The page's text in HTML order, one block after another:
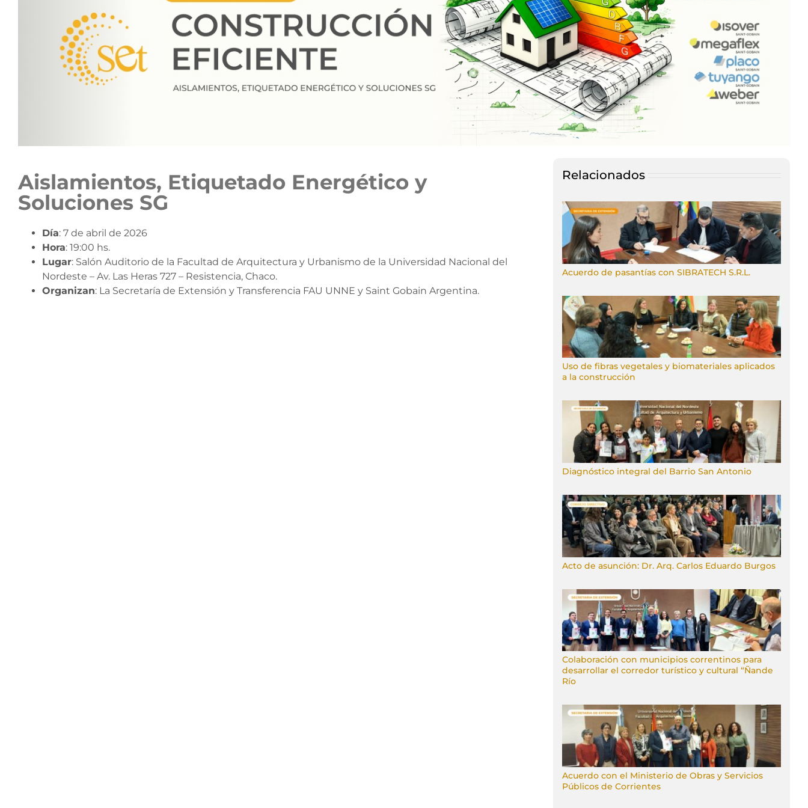
Aislamientos, Etiquetado Energético y
Soluciones SG
Día: 7 de abril de 2026
Hora: 19:00 hs.
Lugar: Salón Auditorio de la Facultad de Arquitectura y Urbanismo de la Universidad Nacional del
Nordeste – Av. Las Heras 727 – Resistencia, Chaco.
Organizan: La Secretaría de Extensión y Transferencia FAU UNNE y Saint Gobain Argentina.
Relacionados
Acuerdo de pasantías con SIBRATECH S.R.L.
Uso de fibras vegetales y biomateriales aplicados
a la construcción
Diagnóstico integral del Barrio San Antonio
Acto de asunción: Dr. Arq. Carlos Eduardo Burgos
Colaboración con municipios correntinos para
desarrollar el corredor turístico y cultural “Ñande
Río
Acuerdo con el Ministerio de Obras y Servicios
Públicos de Corrientes